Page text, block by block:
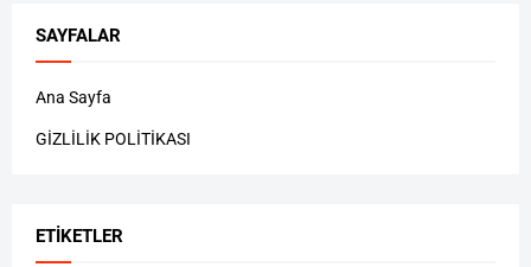
SAYFALAR
Ana Sayfa
GİZLİLİK POLİTİKASI
ETIKETLER